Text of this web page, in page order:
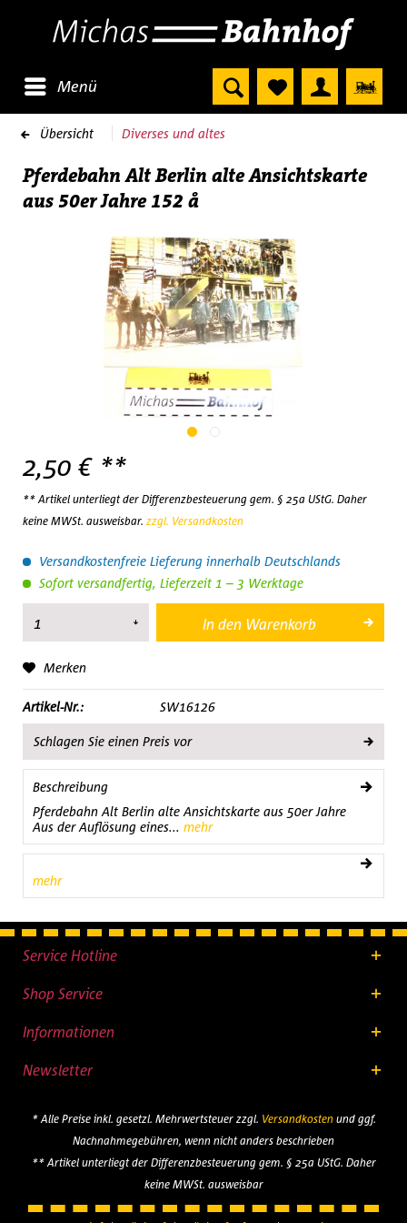
Menü
Übersicht Diverses und altes
Pferdebahn Alt Berlin alte Ansichtskarte
aus 50er Jahre 152 å
2,50 € **
** Artikel unterliegt der Differenzbesteuerung gem. § 25a UStG. Daher
keine MWSt. ausweisbar. zzgl. Versandkosten
Versandkostenfreie Lieferung innerhalb Deutschlands
Sofort versandfertig, Lieferzeit 1 – 3 Werktage
In den Warenkorb
Merken
Artikel-Nr.: SW16126
Schlagen Sie einen Preis vor
Beschreibung
Pferdebahn Alt Berlin alte Ansichtskarte aus 50er Jahre
Aus der Auflösung eines... mehr
mehr
Service Hotline
Shop Service
Informationen
Newsletter
* Alle Preise inkl. gesetzl. Mehrwertsteuer zzgl. Versandkostenund ggf.
Nachnahmegebühren, wenn nicht anders beschrieben
** Artikel unterliegt der Differenzbesteuerung gem. § 25a UStG. Daher
keine MWSt. ausweisbar